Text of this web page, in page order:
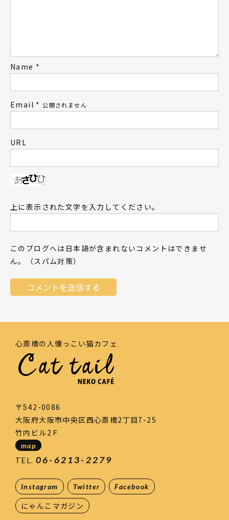
Name *
Email * 公開されません
URL
上に表示された文字を入力してください。
このブログへは日本語が含まれないコメントはできませ
ん。（スパム対策）
心斎橋の人懐っこい猫カフェ
〒542-0086
大阪府大阪市中央区西心斎橋2丁目7-25
竹内ビル2Ｆ
map
TEL. 06-6213-2279
Instagram Twitter Facebook
にゃんこマガジン